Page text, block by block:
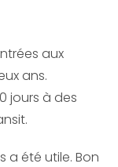
aux
ans.
jours à des
a été utile. Bon